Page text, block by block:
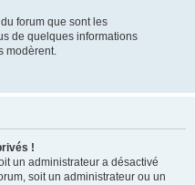
forum que sont les
de quelques informations
modèrent.
!
un administrateur a désactivé
soit un administrateur ou un